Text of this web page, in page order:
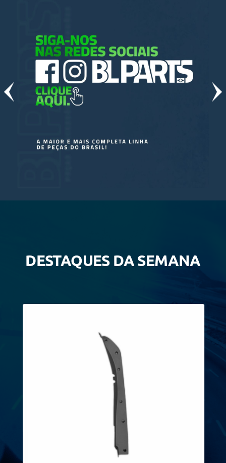
DESTAQUES DA SEMANA